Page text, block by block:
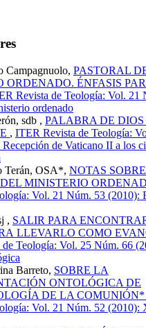
Campagnuolo, PASTORAL
ORDENADO. ÉNFASIS
Revista de Teología: Vol. 21
ordenado
sdb , PALABRA DE
, ITER Revista de Teología:
de Vaticano II a los
Terán, OSA*, NOTAS
MINISTERIO
Vol. 21 Núm. 53 (2010):
, SALIR PARA
LLEVARLO COMO
de Teología: Vol. 25 Núm. 66
Barreto, SOBRE LA
ONTOLÓGICA DE
DE LA COMUNIÓN*
Vol. 21 Núm. 52 (2010):